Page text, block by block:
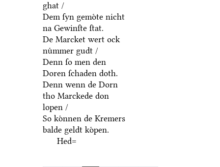
ghat /
Dem ſyn gemoͤte nicht
na Gewinſte ſtat.
De Marcket wert ock
nuͤmmer gudt /
Denn ſo men den
Doren ſchaden doth.
Denn wenn de Dorn
tho Marckede don
lopen /
So koͤnnen de Kremers
balde geldt koͤpen.
Hed=